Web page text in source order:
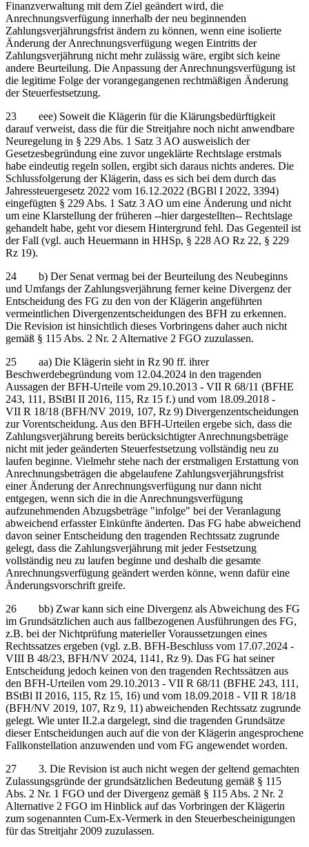
Finanzverwaltung mit dem Ziel geändert wird, die
Anrechnungsverfügung innerhalb der neu beginnenden
Zahlungsverjährungsfrist ändern zu können, wenn eine isolierte
Änderung der Anrechnungsverfügung wegen Eintritts der
Zahlungsverjährung nicht mehr zulässig wäre, ergibt sich keine
andere Beurteilung. Die Anpassung der Anrechnungsverfügung ist
die legitime Folge der vorangegangenen rechtmäßigen Änderung
der Steuerfestsetzung.
23 eee) Soweit die Klägerin für die Klärungsbedürftigkeit
darauf verweist, dass die für die Streitjahre noch nicht anwendbare
Neuregelung in § 229 Abs. 1 Satz 3 AO ausweislich der
Gesetzesbegründung eine zuvor ungeklärte Rechtslage erstmals
habe eindeutig regeln sollen, ergibt sich daraus nichts anderes. Die
Schlussfolgerung der Klägerin, dass es sich bei dem durch das
Jahressteuergesetz 2022 vom 16.12.2022 (BGBl I 2022, 3394)
eingefügten § 229 Abs. 1 Satz 3 AO um eine Änderung und nicht
um eine Klarstellung der früheren ‑‑hier dargestellten‑‑ Rechtslage
gehandelt habe, geht vor diesem Hintergrund fehl. Das Gegenteil ist
der Fall (vgl. auch Heuermann in HHSp, § 228 AO Rz 22, § 229
Rz 19).
24 b) Der Senat vermag bei der Beurteilung des Neubeginns
und Umfangs der Zahlungsverjährung ferner keine Divergenz der
Entscheidung des FG zu den von der Klägerin angeführten
vermeintlichen Divergenzentscheidungen des BFH zu erkennen.
Die Revision ist hinsichtlich dieses Vorbringens daher auch nicht
gemäß § 115 Abs. 2 Nr. 2 Alternative 2 FGO zuzulassen.
25 aa) Die Klägerin sieht in Rz 90 ff. ihrer
Beschwerdebegründung vom 12.04.2024 in den tragenden
Aussagen der BFH-Urteile vom 29.10.2013 - VII R 68/11 (BFHE
243, 111, BStBl II 2016, 115, Rz 15 f.) und vom 18.09.2018 -
VII R 18/18 (BFH/NV 2019, 107, Rz 9) Divergenzentscheidungen
zur Vorentscheidung. Aus den BFH-Urteilen ergebe sich, dass die
Zahlungsverjährung bereits berücksichtigter Anrechnungsbeträge
nicht mit jeder geänderten Steuerfestsetzung vollständig neu zu
laufen beginne. Vielmehr stehe nach der erstmaligen Erstattung von
Anrechnungsbeträgen die abgelaufene Zahlungsverjährungsfrist
einer Änderung der Anrechnungsverfügung nur dann nicht
entgegen, wenn sich die in die Anrechnungsverfügung
aufzunehmenden Abzugsbeträge "infolge" bei der Veranlagung
abweichend erfasster Einkünfte änderten. Das FG habe abweichend
davon seiner Entscheidung den tragenden Rechtssatz zugrunde
gelegt, dass die Zahlungsverjährung mit jeder Festsetzung
vollständig neu zu laufen beginne und deshalb die gesamte
Anrechnungsverfügung geändert werden könne, wenn dafür eine
Änderungsvorschrift greife.
26 bb) Zwar kann sich eine Divergenz als Abweichung des FG
im Grundsätzlichen auch aus fallbezogenen Ausführungen des FG,
z.B. bei der Nichtprüfung materieller Voraussetzungen eines
Rechtssatzes ergeben (vgl. z.B. BFH-Beschluss vom 17.07.2024 -
VIII B 48/23, BFH/NV 2024, 1141, Rz 9). Das FG hat seiner
Entscheidung jedoch keinen von den tragenden Rechtssätzen aus
den BFH-Urteilen vom 29.10.2013 - VII R 68/11 (BFHE 243, 111,
BStBl II 2016, 115, Rz 15, 16) und vom 18.09.2018 - VII R 18/18
(BFH/NV 2019, 107, Rz 9, 11) abweichenden Rechtssatz zugrunde
gelegt. Wie unter II.2.a dargelegt, sind die tragenden Grundsätze
dieser Entscheidungen auch auf die von der Klägerin angesprochene
Fallkonstellation anzuwenden und vom FG angewendet worden.
27 3. Die Revision ist auch nicht wegen der geltend gemachten
Zulassungsgründe der grundsätzlichen Bedeutung gemäß § 115
Abs. 2 Nr. 1 FGO und der Divergenz gemäß § 115 Abs. 2 Nr. 2
Alternative 2 FGO im Hinblick auf das Vorbringen der Klägerin
zum sogenannten Cum-Ex-Vermerk in den Steuerbescheinigungen
für das Streitjahr 2009 zuzulassen.